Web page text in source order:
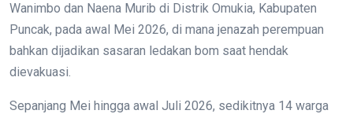
Wanimbo dan Naena Murib di Distrik Omukia, Kabupaten
Puncak, pada awal Mei 2026, di mana jenazah perempuan
bahkan dijadikan sasaran ledakan bom saat hendak
dievakuasi.
Sepanjang Mei hingga awal Juli 2026, sedikitnya 14 warga